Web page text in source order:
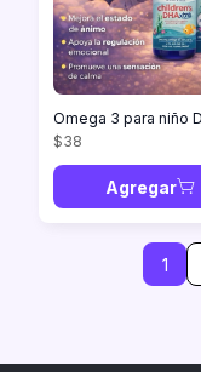
$38
Agregar
1